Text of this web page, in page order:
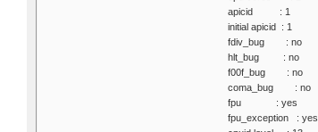
apicid : 1
initial apicid : 1
fdiv_bug : no
hlt_bug : no
f00f_bug : no
coma_bug : no
fpu : yes
fpu_exception : yes